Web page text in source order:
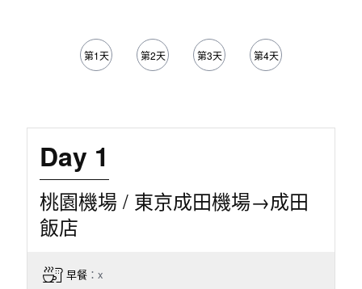
第1天 第2天 第3天 第4天
Day 1
桃園機場 / 東京成田機場→成田
飯店
早餐：x